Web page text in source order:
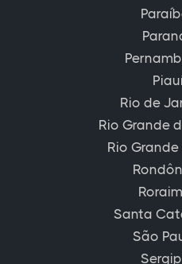
Rio de
Rio Grande
Rio Grande
Santa
São